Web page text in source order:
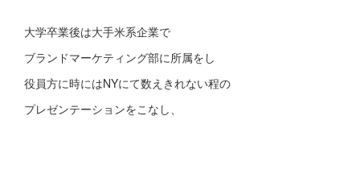
大学卒業後は大手米系企業で
ブランドマーケティング部に所属をし
役員方に時にはNYにて数えきれない程の
プレゼンテーションをこなし、